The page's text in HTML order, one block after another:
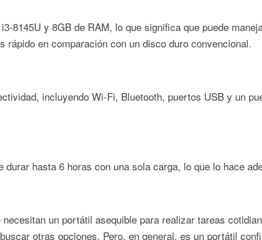
8145U y 8GB de RAM, lo que significa que puede
rápido en comparación con un disco duro convencional.
incluyendo Wi-Fi, Bluetooth, puertos USB y un
hasta 6 horas con una sola carga, lo que lo hace
un portátil asequible para realizar tareas
otras opciones. Pero, en general, es un portátil